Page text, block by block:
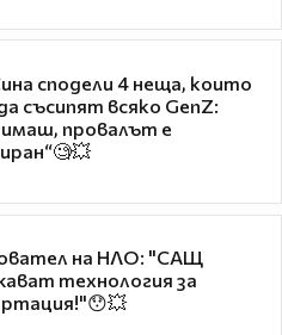
сподели 4 неща, които
съсипят всяко GenZ:
имаш, провалът е
на НЛО: "САЩ
технология за